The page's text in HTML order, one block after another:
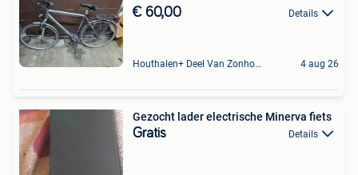
€ 60,00 Details
Houthalen+ Deel Van Zonhoven En Zolder 4 aug 26
Gezocht lader electrische Minerva fiets
Gratis Details